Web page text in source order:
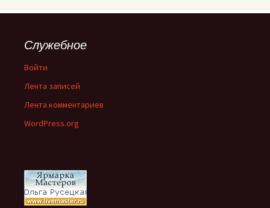
Служебное
Войти
Лента записей
Лента комментариев
WordPress.org